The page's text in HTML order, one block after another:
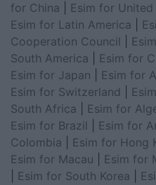
for China
Esim for
Esim for Latin America
Cooperation Council
South America
Esim for
Esim for Japan
Esim for
Esim for Switzerland
South Africa
Esim for
Esim for Brazil
Esim for
Colombia
Esim for Hong
Esim for Macau
Esim for
Esim for South Korea